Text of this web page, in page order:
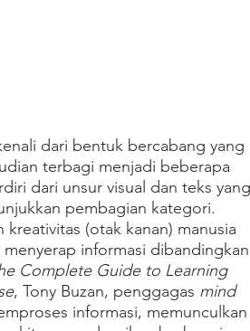
dari bentuk bercabang yang
terbagi menjadi beberapa
dari unsur visual dan teks yang
pembagian kategori.
(otak kanan) manusia
informasi dibandingkan
Complete Guide to Learning
, Tony Buzan, penggagas mind
informasi, memunculkan